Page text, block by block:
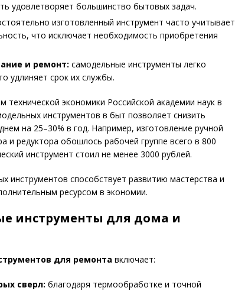
удовлетворяет большинство бытовых задач.
изготовленный инструмент часто учитывает
что исключает необходимость приобретения
и ремонт: самодельные инструменты легко
удлиняет срок их службы.
экономики Российской академии наук в
инструментов в быт позволяет снизить
на 25–30% в год. Например, изготовление ручной
и редуктора обошлось рабочей группе всего в 800
инструмент стоил не менее 3000 рублей.
инструментов способствует развитию мастерства и
ресурсом в экономии.
инструменты для дома и
для ремонта включает:
сверл: благодаря термообработке и точной